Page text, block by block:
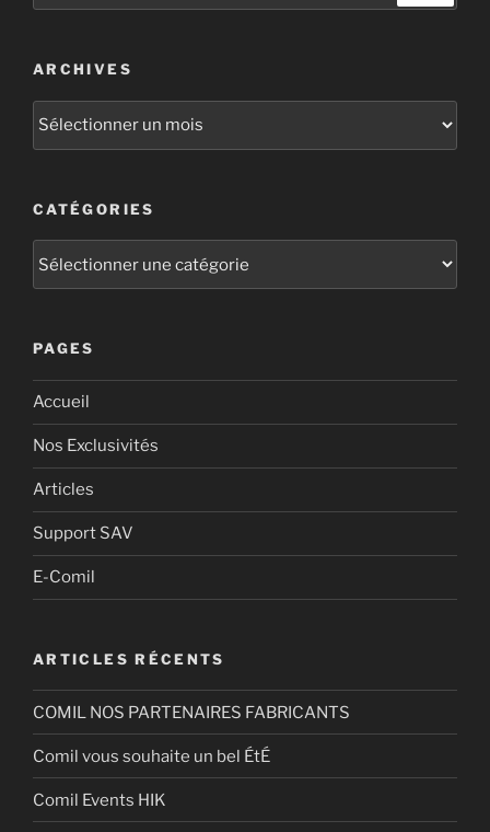
ARCHIVES
CATÉGORIES
PAGES
Accueil
Nos Exclusivités
Articles
Support SAV
E-Comil
ARTICLES RÉCENTS
COMIL NOS PARTENAIRES FABRICANTS
Comil vous souhaite un bel ÉtÉ
Comil Events HIK